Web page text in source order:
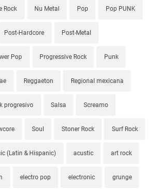
Rock Nu Metal Pop Pop PUNK
Post-Hardcore Post-Metal
Pop Progressive Rock Punk
Reggaeton Regional mexicana
progresivo Salsa Screamo
Soul Stoner Rock Surf Rock
(Latin & Hispanic) acustic art rock
electro pop electronic grunge